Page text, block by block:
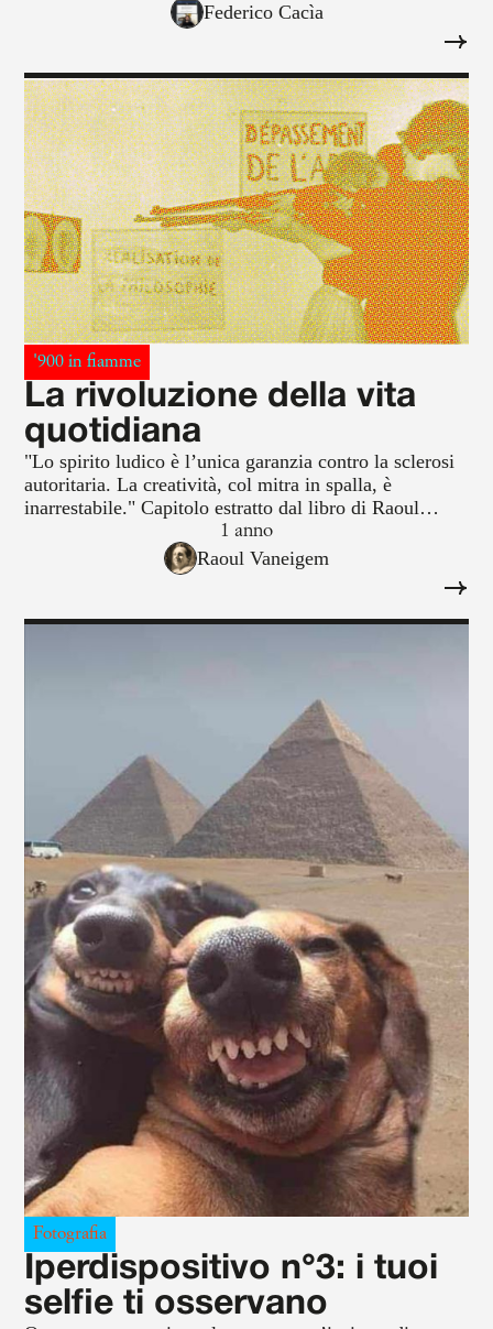
Federico Cacìa
'900 in fiamme
La rivoluzione della vita
quotidiana
"Lo spirito ludico è l’unica garanzia contro la sclerosi
autoritaria. La creatività, col mitra in spalla, è
inarrestabile." Capitolo estratto dal libro di Raoul
Vaneigem, "La rivoluzione della vita quotidiana"
1 anno
Raoul Vaneigem
Fotografia
Iperdispositivo n°3: i tuoi
selfie ti osservano